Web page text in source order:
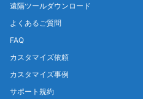
遠隔ツールダウンロード
よくあるご質問
FAQ
カスタマイズ依頼
カスタマイズ事例
サポート規約